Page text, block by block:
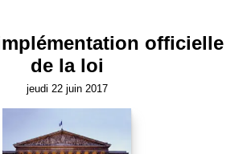
officielle
de la loi
jeudi 22 juin 2017